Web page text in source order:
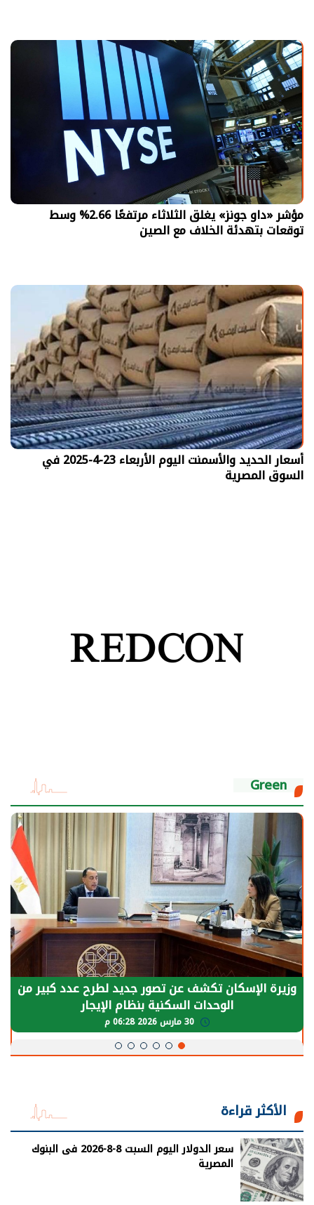
مؤشر «داو جونز» يغلق الثلاثاء مرتفعًا 2.66% وسط
توقعات بتهدئة الخلاف مع الصين
أسعار الحديد والأسمنت اليوم الأربعاء 23-4-2025 في
السوق المصرية
Green
وزيرة الإسكان تكشف عن تصور جديد لطرح عدد كبير من
الوحدات السكنية بنظام الإيجار
الأكثر قراءة
سعر الدولار اليوم السبت 8-8-2026 فى البنوك
المصرية